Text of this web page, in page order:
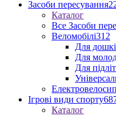
Засоби пересування
Каталог
Все Засоби
Веломобілі312
Для
Для
Для
Ігрові види спорту
Каталог